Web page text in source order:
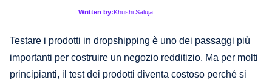
Written by:Khushi Saluja
Testare i prodotti in dropshipping è uno dei passaggi più
importanti per costruire un negozio redditizio. Ma per molti
principianti, il test dei prodotti diventa costoso perché si